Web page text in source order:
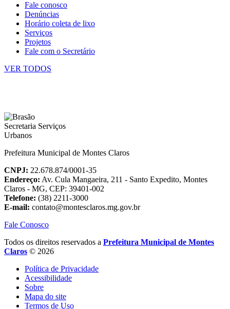
Fale conosco
Denúncias
Horário coleta de lixo
Serviços
Projetos
Fale com o Secretário
VER TODOS
Prefeitura Municipal de Montes Claros
CNPJ: 22.678.874/0001-35
Endereço: Av. Cula Mangaeira, 211 - Santo Expedito, Montes
Claros - MG, CEP: 39401-002
Telefone: (38) 2211-3000
E-mail: contato@montesclaros.mg.gov.br
Fale Conosco
Todos os direitos reservados a Prefeitura Municipal de Montes
Claros © 2026
Política de Privacidade
Acessibilidade
Sobre
Mapa do site
Termos de Uso